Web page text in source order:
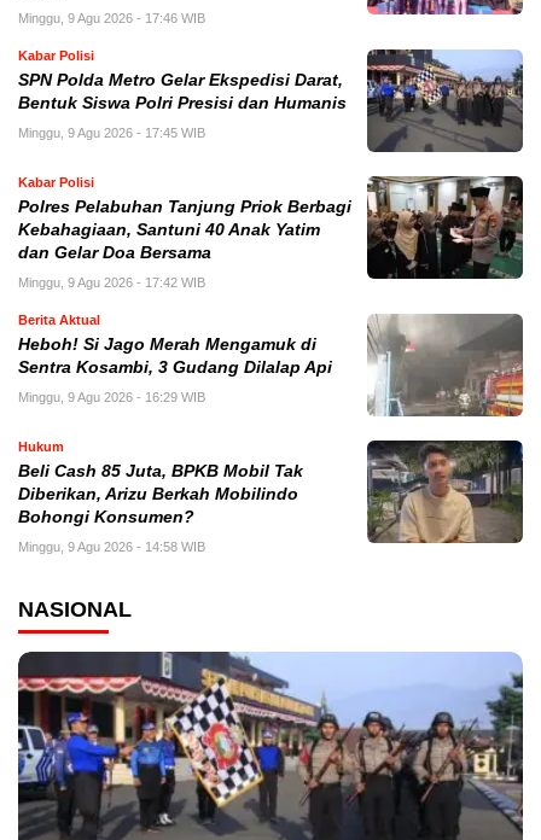
Minggu, 9 Agu 2026 - 17:46 WIB
Kabar Polisi
SPN Polda Metro Gelar Ekspedisi Darat,
Bentuk Siswa Polri Presisi dan Humanis
Minggu, 9 Agu 2026 - 17:45 WIB
Kabar Polisi
Polres Pelabuhan Tanjung Priok Berbagi
Kebahagiaan, Santuni 40 Anak Yatim
dan Gelar Doa Bersama
Minggu, 9 Agu 2026 - 17:42 WIB
Berita Aktual
Heboh! Si Jago Merah Mengamuk di
Sentra Kosambi, 3 Gudang Dilalap Api
Minggu, 9 Agu 2026 - 16:29 WIB
Hukum
‎Beli Cash 85 Juta, BPKB Mobil Tak
Diberikan, Arizu Berkah Mobilindo
Bohongi Konsumen?
Minggu, 9 Agu 2026 - 14:58 WIB
NASIONAL